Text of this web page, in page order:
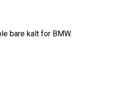
bare kalt for BMW.